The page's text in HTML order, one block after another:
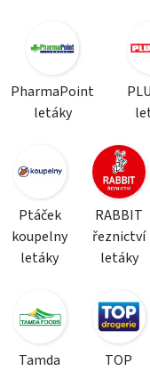
PharmaPoint
letáky
Ptáček
koupelny
letáky
RABBIT
řeznictví
letáky
Tamda
TOP